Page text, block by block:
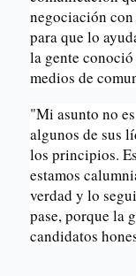
negociación
para que lo
la gente conoció
medios de
"Mi asunto no
algunos de sus
los principios.
estamos
verdad y lo
pase, porque la
candidatos